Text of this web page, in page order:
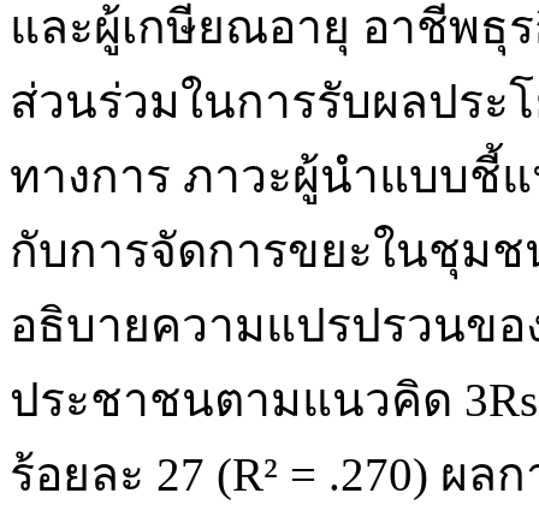
และผู้เกษียณอายุ อาชีพธุ
ส่วนร่วมในการรับผลปร
ทางการ ภาวะผู้นำแบบชี้
กับการจัดการขยะในชุม
อธิบายความแปรปรวนข
ประชาชนตามแนวคิด 3Rs
ร้อยละ 27 (R² = .270) ผ